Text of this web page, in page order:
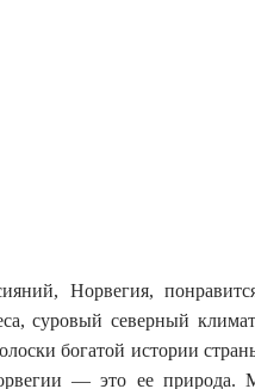
Норвегия,
суровый северный
богатой истории
— это ее